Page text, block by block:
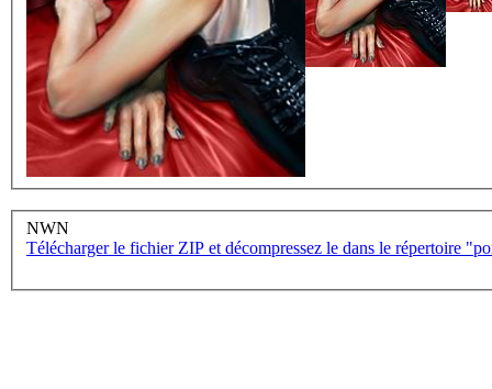
NWN
Télécharger le fichier ZIP et décompressez le dans le répertoire